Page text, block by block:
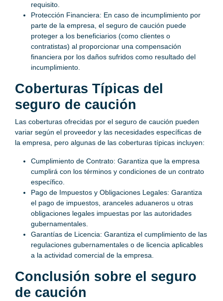
requisito.
Protección Financiera: En caso de incumplimiento por
parte de la empresa, el seguro de caución puede
proteger a los beneficiarios (como clientes o
contratistas) al proporcionar una compensación
financiera por los daños sufridos como resultado del
incumplimiento.
Coberturas Típicas del
seguro de caución
Las coberturas ofrecidas por el seguro de caución pueden
variar según el proveedor y las necesidades específicas de
la empresa, pero algunas de las coberturas típicas incluyen:
Cumplimiento de Contrato: Garantiza que la empresa
cumplirá con los términos y condiciones de un contrato
específico.
Pago de Impuestos y Obligaciones Legales: Garantiza
el pago de impuestos, aranceles aduaneros u otras
obligaciones legales impuestas por las autoridades
gubernamentales.
Garantías de Licencia: Garantiza el cumplimiento de las
regulaciones gubernamentales o de licencia aplicables
a la actividad comercial de la empresa.
Conclusión sobre el seguro
de caución